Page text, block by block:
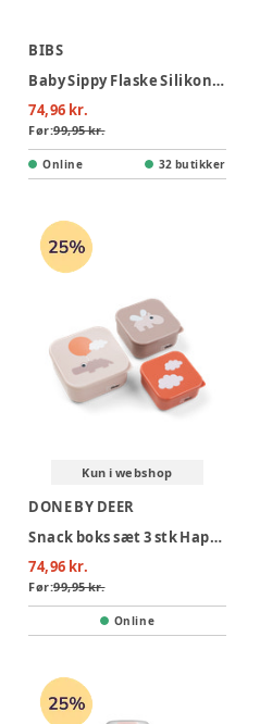
BIBS
Baby Sippy Flaske Silikone 1pk 150 ml - Sage
74,96 kr.
Før:99,95 kr.
Online 32 butikker
Kun i webshop
DONE BY DEER
Snack boks sæt 3 stk Happy clouds - Pudder
74,96 kr.
Før:99,95 kr.
Online